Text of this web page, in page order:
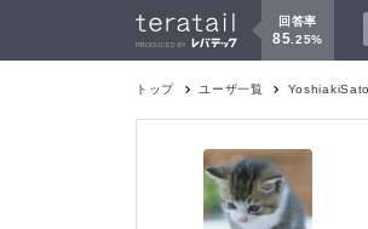
回答率
85 25%
トップ ユーザ一覧